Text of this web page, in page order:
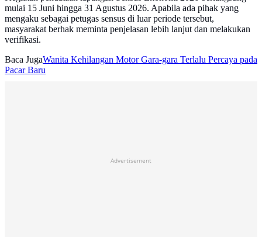
mulai 15 Juni hingga 31 Agustus 2026. Apabila ada pihak yang
mengaku sebagai petugas sensus di luar periode tersebut,
masyarakat berhak meminta penjelasan lebih lanjut dan melakukan
verifikasi.
Baca JugaWanita Kehilangan Motor Gara-gara Terlalu Percaya pada
Pacar Baru
Advertisement